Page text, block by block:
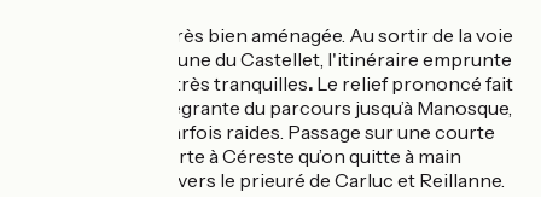
La voie verte est très bien aménagée. Au sortir de la voie
verte sur la commune du Castellet, l'itinéraire emprunte
de petites routes très tranquilles. Le relief prononcé fait
ensuite partie intégrante du parcours jusqu’à Manosque,
plusieurs côtes parfois raides. Passage sur une courte
section en voie verte à Céreste qu’on quitte à main
gauche pour aller vers le prieuré de Carluc et Reillanne.